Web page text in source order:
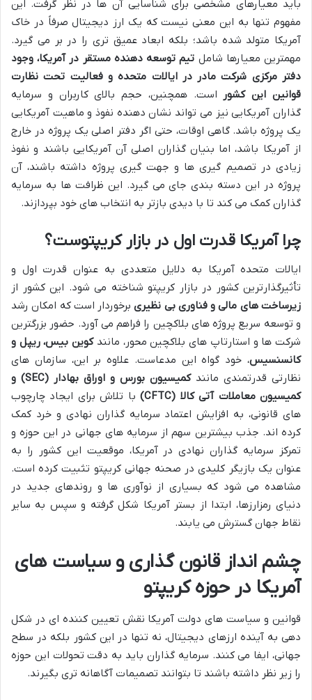
باید معیارهای مشخصی برای شناسایی آن ها در نظر گرفت. این
مفهوم تنها به این معنی نیست که یک ارز دیجیتال صرفاً در خاک
آمریکا متولد شده باشد؛ بلکه ابعاد عمیق تری را در بر می گیرد.
مهمترین معیارها شامل تیم توسعه دهنده مستقر در آمریکا، وجود
دفتر مرکزی شرکت مادر در ایالات متحده و فعالیت تحت نظارت
قوانین این کشور است. همچنین، حجم بالای کاربران و سرمایه
گذاران آمریکایی نیز می تواند نشان دهنده نفوذ و ماهیت آمریکایی
یک پروژه باشد. گاهی اوقات، حتی اگر دفتر اصلی یک پروژه در خارج
از آمریکا باشد، اما بنیان گذاران اصلی آن آمریکایی باشند و نفوذ
زیادی در تصمیم گیری ها و جهت گیری پروژه داشته باشند، آن
پروژه در این دسته بندی جای می گیرد. این ظرافت ها به سرمایه
گذاران کمک می کند تا با دیدی بازتر به انتخاب های خود بپردازند.
چرا آمریکا قدرت اول در بازار کریپتوست؟
ایالات متحده آمریکا به دلایل متعددی به عنوان قدرت اول و
تأثیرگذارترین کشور در بازار کریپتو شناخته می شود. این کشور از
زیرساخت های مالی و فناوری بی نظیریبرخوردار است که امکان رشد
و توسعه سریع پروژه های بلاکچین را فراهم می آورد. حضور بزرگترین
شرکت ها و استارتاپ های بلاکچین محور، مانندکوین بیس، ریپل و
کانسنسیس، خود گواه این مدعاست. علاوه بر این، سازمان های
نظارتی قدرتمندی مانند
کمیسیون بورس و اوراق بهادار (SEC) و
کمیسیون معاملات آتی کالا (CFTC)
با تلاش برای ایجاد چارچوب
های قانونی، به افزایش اعتماد سرمایه گذاران نهادی و خرد کمک
کرده اند. جذب بیشترین سهم از سرمایه های جهانی در این حوزه و
تمرکز سرمایه گذاران نهادی در آمریکا، موقعیت این کشور را به
عنوان یک بازیگر کلیدی در صحنه جهانی کریپتو تثبیت کرده است.
مشاهده می شود که بسیاری از نوآوری ها و روندهای جدید در
دنیای رمزارزها، ابتدا از بستر آمریکا شکل گرفته و سپس به سایر
نقاط جهان گسترش می یابند.
چشم انداز قانون گذاری و سیاست های
آمریکا در حوزه کریپتو
قوانین و سیاست های دولت آمریکا نقش تعیین کننده ای در شکل
دهی به آینده ارزهای دیجیتال، نه تنها در این کشور بلکه در سطح
جهانی، ایفا می کنند. سرمایه گذاران باید به دقت تحولات این حوزه
را زیر نظر داشته باشند تا بتوانند تصمیمات آگاهانه تری بگیرند.